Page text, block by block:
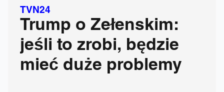
TVN24
Trump o Zełenskim:
jeśli to zrobi, będzie
mieć duże problemy